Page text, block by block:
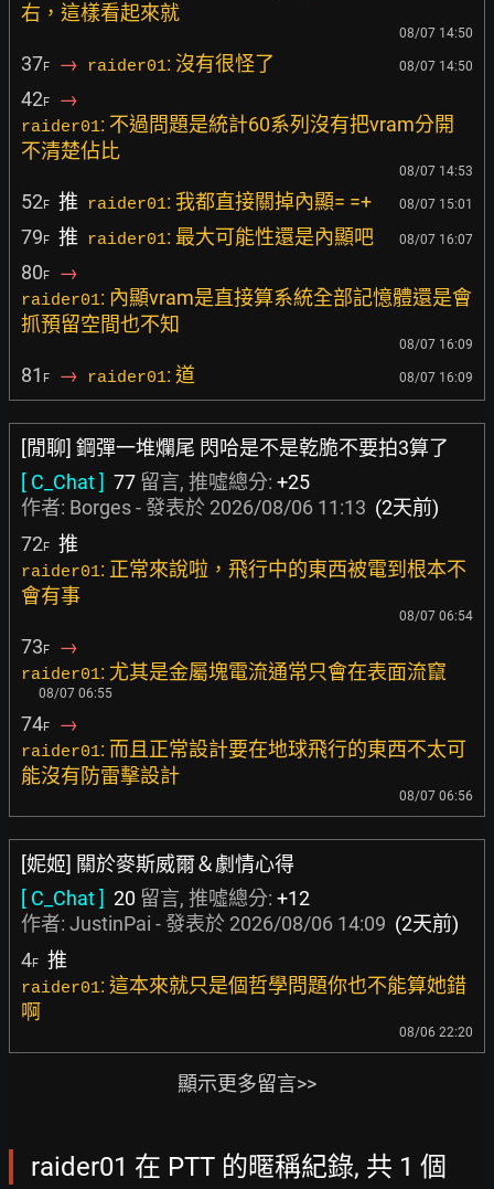
右，這樣看起來就
08/07 14:50
37F → raider01: 沒有很怪了 08/07 14:50
42F →
raider01: 不過問題是統計60系列沒有把vram分開
不清楚佔比
08/07 14:53
52F 推 raider01: 我都直接關掉內顯= =+ 08/07 15:01
79F 推 raider01: 最大可能性還是內顯吧 08/07 16:07
80F →
raider01: 內顯vram是直接算系統全部記憶體還是會
抓預留空間也不知
08/07 16:09
81 F → raider01: 道 08/07 16:09
[閒聊] 鋼彈一堆爛尾 閃哈是不是乾脆不要拍3算了
[ C_Chat ] 77 留言, 推噓總分: +25
作者: Borges- 發表於 2026/08/06 11:13 (2天前)
72F 推
raider01: 正常來說啦，飛行中的東西被電到根本不
會有事
08/07 06:54
73F →
raider01: 尤其是金屬塊電流通常只會在表面流竄
08/07 06:55
74F →
raider01: 而且正常設計要在地球飛行的東西不太可
能沒有防雷擊設計
08/07 06:56
[妮姬] 關於麥斯威爾＆劇情心得
[ C_Chat ] 20 留言, 推噓總分: +12
作者: JustinPai - 發表於 2026/08/06 14:09 (2天前)
4F 推
raider01: 這本來就只是個哲學問題你也不能算她錯
啊
08/06 22:20
顯示更多留言>>
raider01 在 PTT 的暱稱紀錄, 共 1 個